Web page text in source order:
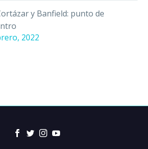
y Banfield: punto de
2022